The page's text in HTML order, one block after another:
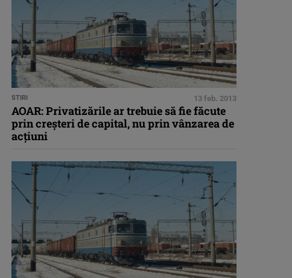
STIRI 13 feb. 2013
AOAR: Privatizările ar trebuie să fie făcute
prin creşteri de capital, nu prin vânzarea de
acţiuni